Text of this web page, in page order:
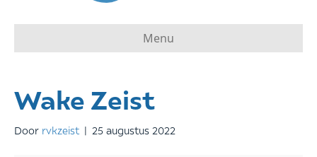
Menu
Wake Zeist
Door rvkzeist | 25 augustus 2022